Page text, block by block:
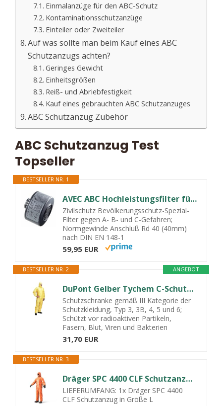
Einmalanzüge für den ABC-Schutz
Kontaminationsschutzanzüge
Einteiler oder Zweiteiler
Auf was sollte man beim Kauf eines ABC
Schutzanzugs achten?
Geringes Gewicht
Einheitsgrößen
Reiß- und Abriebfestigkeit
Kauf eines gebrauchten ABC Schutzanzuges
ABC Schutzanzug Zubehör
ABC Schutzanzug Test
Topseller
BESTSELLER NR. 1
AVEC ABC Hochleistungsfilter für Vollmaske NBC-3/SL A2B2E2K2HgSXP3 R D
Zivilschutz Bevölkerungsschutz-Spezial-
Filter gegen A- B- und C-Gefahren;
Normgewinde Anschluß Rd 40 (40mm)
nach DIN EN 148-1
59,95 EUR
ANGEBOT
BESTSELLER NR. 2
DuPont Gelber Tychem C-Schutzanzug, XXXL, für Erwachsene Arbeiter, Schutzbedürftige, Männer, Arbeitskleidung, Schutzanzug
Schutzschranke gemäß III Kategorie der
Schutzkleidung, Typ 3, 3B, 4, 5 und 6;
Schützt vor radioaktiven Partikeln,
Fasern, Blut, Viren und Bakterien
31,70 EUR
BESTSELLER NR. 3
Dräger SPC 4400 CLF Schutzanzug gegen Staub und Flüssigkeiten - Gr. L
LIEFERUMFANG: 1x Dräger SPC 4400
CLF Schutzanzug in Größe L